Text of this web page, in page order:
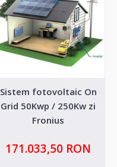
Sistem fotovoltaic On
Grid 50Kwp / 250Kw zi
Fronius
171.033,50 RON